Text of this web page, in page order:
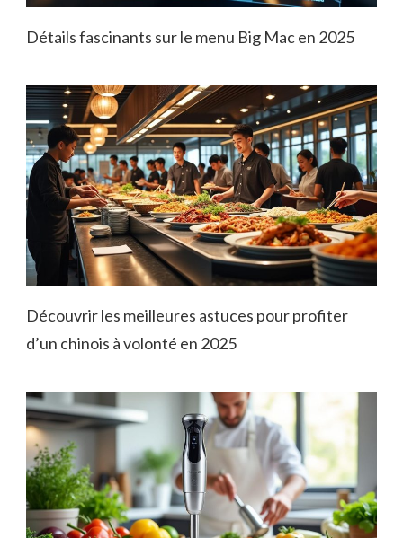
Détails fascinants sur le menu Big Mac en 2025
Découvrir les meilleures astuces pour profiter
d’un chinois à volonté en 2025